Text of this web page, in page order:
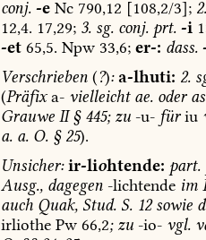
conj. -eNc 790,12 [108,2/3]; 2.
12,4. 17,29; 3.sg.conj. prt. -i
-et65,5. Npw33,6; er-: dass.
Verschrieben(?): a-lhuti: 2.
(Präfixa- vielleichtae.oder
GrauweII§445;zu -u- füriu
a.a.O.§25).
Unsicher: ir-liohtende: part.
Ausg., dagegen-lichtende im
auchQuak,Stud. S.12sowie
irliothePw66,2;zu-io- vgl.